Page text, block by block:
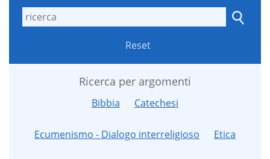
Reset
Ricerca per argomenti
Bibbia Catechesi
Ecumenismo - Dialogo interreligioso Etica